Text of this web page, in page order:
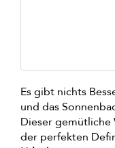
Es gibt nichts
und das
Dieser
der perfekten